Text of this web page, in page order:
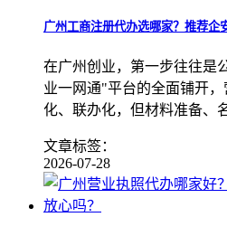
广州工商注册代办选哪家？推荐企
在广州创业，第一步往往是
业一网通"平台的全面铺开
化、联办化，但材料准备、
文章标签：
2026-07-28